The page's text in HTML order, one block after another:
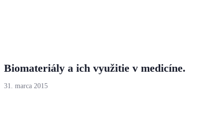
Biomateriály a ich využitie v medicíne.
31. marca 2015